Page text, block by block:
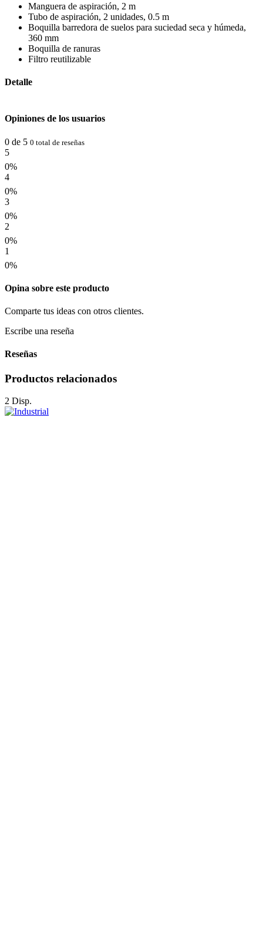
Manguera de aspiración, 2 m
Tubo de aspiración, 2 unidades, 0.5 m
Boquilla barredora de suelos para suciedad seca y húmeda,
360 mm
Boquilla de ranuras
Filtro reutilizable
Detalle
Opiniones de los usuarios
0 de 5 0 total de reseñas
5
0%
4
0%
3
0%
2
0%
1
0%
Opina sobre este producto
Comparte tus ideas con otros clientes.
Escribe una reseña
Reseñas
Productos relacionados
2 Disp.